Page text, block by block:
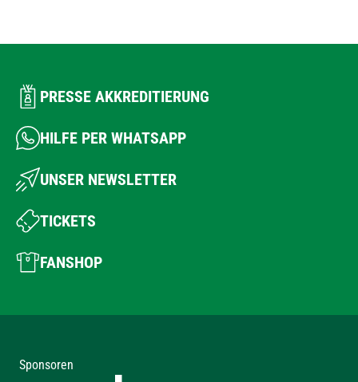
PRESSE AKKREDITIERUNG
HILFE PER WHATSAPP
UNSER NEWSLETTER
TICKETS
FANSHOP
Sponsoren